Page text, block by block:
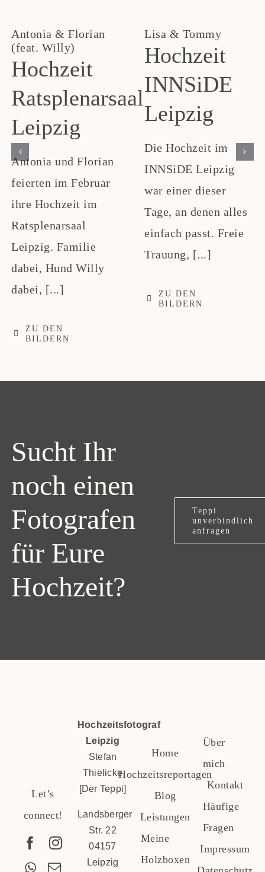
Antonia & Florian
(feat. Willy)
Hochzeit
Ratsplenarsaal
Leipzig
Antonia und Florian
feierten im Februar
ihre Hochzeit im
Ratsplenarsaal
Leipzig. Familie
dabei, Hund Willy
dabei, [...]
ZU DEN
BILDERN
Lisa & Tommy
Hochzeit
INNSiDE
Leipzig
Die Hochzeit im
INNSiDE Leipzig
war einer dieser
Tage, an denen alles
einfach passt. Freie
Trauung, [...]
ZU DEN
BILDERN
Sucht Ihr
noch einen
Fotografen
für Eure
Hochzeit?
Teppi
unverbindlich
anfragen
Let’s
connect!
Hochzeitsfotograf
Leipzig
Stefan
Thielicke
[Der Teppi]
Landsberger
Str. 22
04157
Leipzig
Home
Hochzeitsreportagen
Blog
Leistungen
Meine
Holzboxen
Über
mich
Kontakt
Häufige
Fragen
Impressum